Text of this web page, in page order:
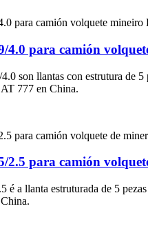
4.0 para camión
son llantas con estrutura de
777 en China.
2.5 para camión
é a llanta estruturada de 5